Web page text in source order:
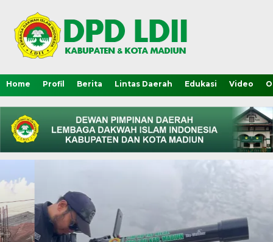
Home Profil Berita Lintas Daerah Edukasi Video